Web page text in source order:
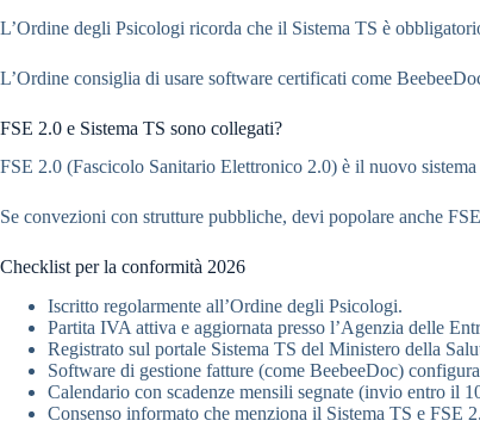
L’Ordine degli Psicologi ricorda che il Sistema TS è
L’Ordine consiglia di usare software certificati come
FSE 2.0 e Sistema TS sono collegati?
FSE 2.0 (Fascicolo Sanitario Elettronico 2.0) è il nuovo
Se convezioni con strutture pubbliche, devi popolare anche
Checklist per la conformità 2026
Iscritto regolarmente all’Ordine degli Psicologi.
Partita IVA attiva e aggiornata presso l’Agenzia delle
Registrato sul portale Sistema TS del Ministero della
Software di gestione fatture (come BeebeeDoc)
Calendario con scadenze mensili segnate (invio entro il
Consenso informato che menziona il Sistema TS e FSE